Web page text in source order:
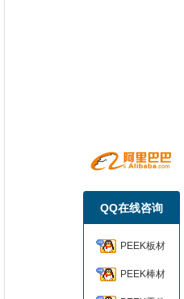
QQ在线咨询
PEEK板材
PEEK棒材